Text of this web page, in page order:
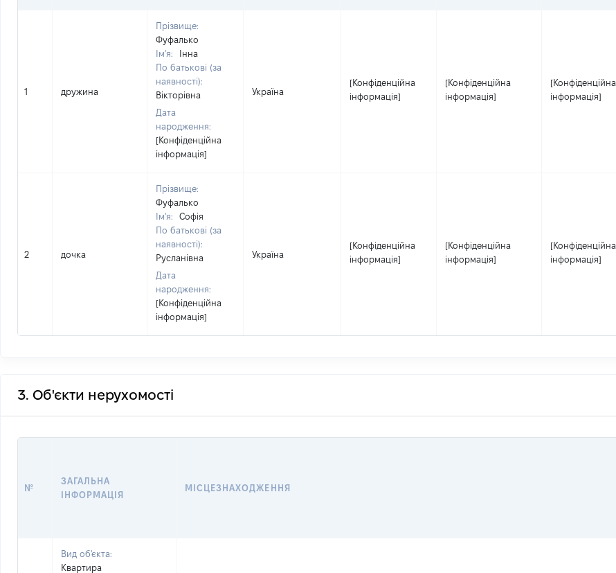
1 дружина
Прізвище:
Фуфалько
Ім'я:
Інна
По батькові (за
наявності):
Вікторівна
Дата
народження:
[Конфіденційна
інформація]
Україна
[Конфіденційна
інформація]
[Конфіденційна
інформація]
[Конфіденційна
інформація]
2 дочка
Прізвище:
Фуфалько
Ім'я:
Софія
По батькові (за
наявності):
Русланівна
Дата
народження:
[Конфіденційна
інформація]
Україна
[Конфіденційна
інформація]
[Конфіденційна
інформація]
[Конфіденційна
інформація]
3. Об'єкти нерухомості
№
ЗАГАЛЬНА
ІНФОРМАЦІЯ
МІСЦЕЗНАХОДЖЕННЯ
Вид об'єкта:
Квартира